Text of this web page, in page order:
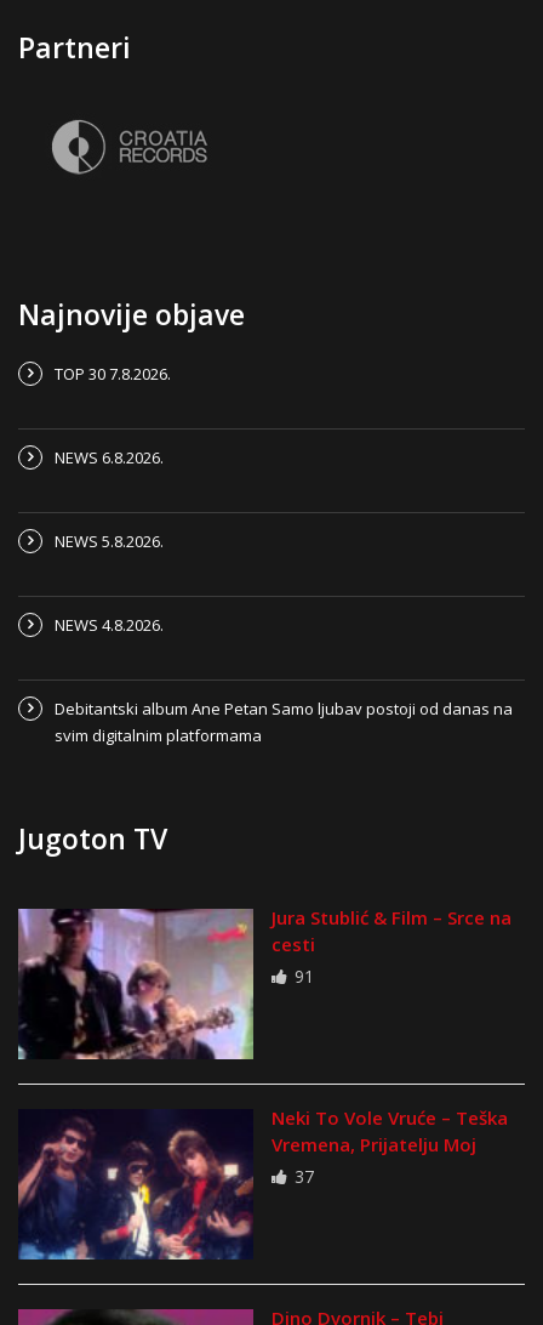
Partneri
Najnovije objave
TOP 30 7.8.2026.
NEWS 6.8.2026.
NEWS 5.8.2026.
NEWS 4.8.2026.
Debitantski album Ane Petan Samo ljubav postoji od danas na
svim digitalnim platformama
Jugoton TV
Jura Stublić & Film – Srce na
cesti
91
Neki To Vole Vruće – Teška
Vremena, Prijatelju Moj
37
Dino Dvornik – Tebi